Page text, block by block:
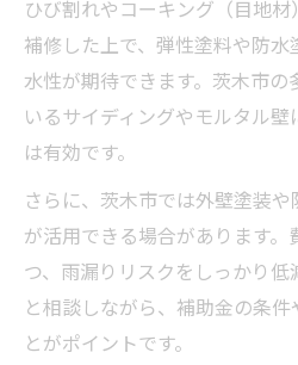
プラン
失敗しない外壁塗装業者
外壁塗装で信頼でき
外壁塗装業者選びで
外壁塗装の業者比較
業者の実績と評判を
頼
外壁塗装の見積もり
補助金を使った外壁塗装
ひび割れやコーキング（目地
補修した上で、弾性塗料や防
水性が期待できます。茨木市
いるサイディングやモルタル
は有効です。
さらに、茨木市では外壁塗装
が活用できる場合があります
つ、雨漏りリスクをしっかり
と相談しながら、補助金の条
とがポイントです。